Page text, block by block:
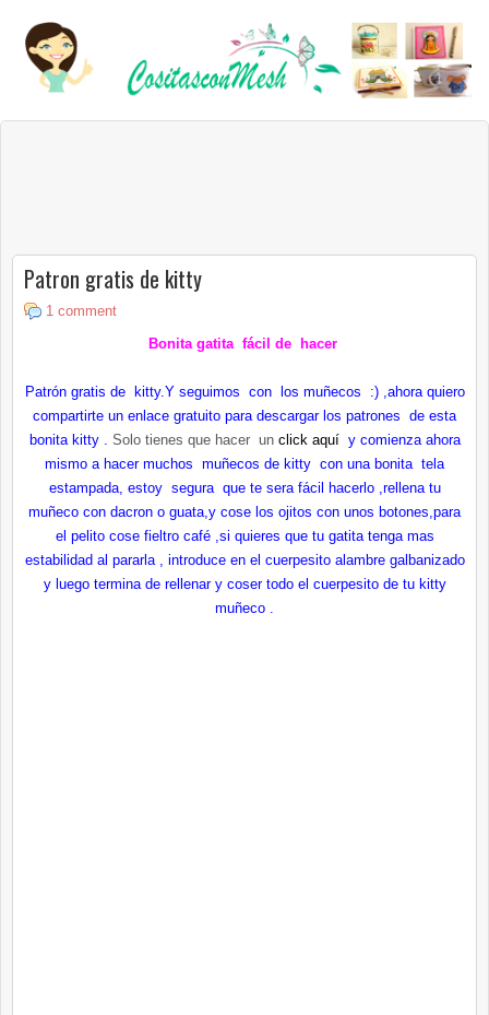
Patron gratis de kitty
1 comment
Bonita gatita fácil de hacer
Patrón gratis de kitty.Y seguimos con los muñecos :) ,ahora quiero
compartirte un enlace gratuito para descargar los patrones de esta
bonita kitty . Solo tienes que hacer unclick aquí y comienza ahora
mismo a hacer muchos muñecos de kitty con una bonita tela
estampada, estoy segura que te sera fácil hacerlo ,rellena tu
muñeco con dacron o guata,y cose los ojitos con unos botones,para
el pelito cose fieltro café ,si quieres que tu gatita tenga mas
estabilidad al pararla , introduce en el cuerpesito alambre galbanizado
y luego termina de rellenar y coser todo el cuerpesito de tu kitty
muñeco .